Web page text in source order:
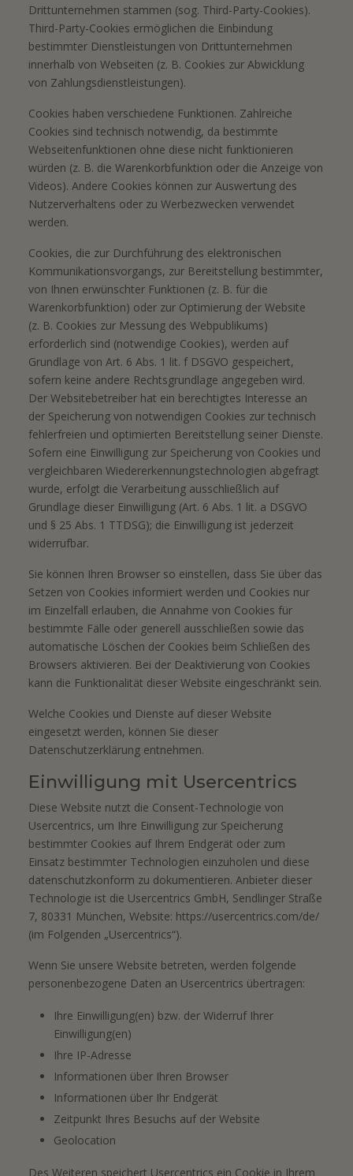
Drittunternehmen stammen (sog. Third-Party-Cookies).
Third-Party-Cookies ermöglichen die Einbindung
bestimmter Dienstleistungen von Drittunternehmen
innerhalb von Webseiten (z. B. Cookies zur Abwicklung
von Zahlungsdienstleistungen).
Cookies haben verschiedene Funktionen. Zahlreiche
Cookies sind technisch notwendig, da bestimmte
Webseitenfunktionen ohne diese nicht funktionieren
würden (z. B. die Warenkorbfunktion oder die Anzeige von
Videos). Andere Cookies können zur Auswertung des
Nutzerverhaltens oder zu Werbezwecken verwendet
werden.
Cookies, die zur Durchführung des elektronischen
Kommunikationsvorgangs, zur Bereitstellung bestimmter,
von Ihnen erwünschter Funktionen (z. B. für die
Warenkorbfunktion) oder zur Optimierung der Website
(z. B. Cookies zur Messung des Webpublikums)
erforderlich sind (notwendige Cookies), werden auf
Grundlage von Art. 6 Abs. 1 lit. f DSGVO gespeichert,
sofern keine andere Rechtsgrundlage angegeben wird.
Der Websitebetreiber hat ein berechtigtes Interesse an
der Speicherung von notwendigen Cookies zur technisch
fehlerfreien und optimierten Bereitstellung seiner Dienste.
Sofern eine Einwilligung zur Speicherung von Cookies und
vergleichbaren Wiedererkennungstechnologien abgefragt
wurde, erfolgt die Verarbeitung ausschließlich auf
Grundlage dieser Einwilligung (Art. 6 Abs. 1 lit. a DSGVO
und § 25 Abs. 1 TTDSG); die Einwilligung ist jederzeit
widerrufbar.
Sie können Ihren Browser so einstellen, dass Sie über das
Setzen von Cookies informiert werden und Cookies nur
im Einzelfall erlauben, die Annahme von Cookies für
bestimmte Fälle oder generell ausschließen sowie das
automatische Löschen der Cookies beim Schließen des
Browsers aktivieren. Bei der Deaktivierung von Cookies
kann die Funktionalität dieser Website eingeschränkt sein.
Welche Cookies und Dienste auf dieser Website
eingesetzt werden, können Sie dieser
Datenschutzerklärung entnehmen.
Einwilligung mit Usercentrics
Diese Website nutzt die Consent-Technologie von
Usercentrics, um Ihre Einwilligung zur Speicherung
bestimmter Cookies auf Ihrem Endgerät oder zum
Einsatz bestimmter Technologien einzuholen und diese
datenschutzkonform zu dokumentieren. Anbieter dieser
Technologie ist die Usercentrics GmbH, Sendlinger Straße
7, 80331 München, Website: https://usercentrics.com/de/
(im Folgenden „Usercentrics“).
Wenn Sie unsere Website betreten, werden folgende
personenbezogene Daten an Usercentrics übertragen:
Ihre Einwilligung(en) bzw. der Widerruf Ihrer
Einwilligung(en)
Ihre IP-Adresse
Informationen über Ihren Browser
Informationen über Ihr Endgerät
Zeitpunkt Ihres Besuchs auf der Website
Geolocation
Des Weiteren speichert Usercentrics ein Cookie in Ihrem